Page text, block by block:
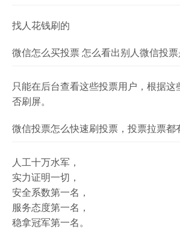
找人花钱刷的
微信怎么买投票 怎么看出别人微信投
只能在后台查看这些投票用户，根据这
否刷屏。
微信投票怎么快速刷投票，投票拉票都
人工十万水军，
实力证明一切，
安全系数第一名，
服务态度第一名，
稳拿冠军第一名。